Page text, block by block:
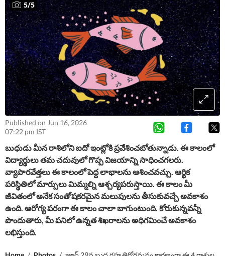
5/5
Published on Jun 16, 2026
07:22 pm IST
బుధుడు మీన రాశిలోని ఐదో ఇంట్లోకి ప్రవేశించబోతున్నాడు. ఈ కాలంలో
విద్యార్థులు తమ చదువులో గొప్ప విజయాన్ని సాధించగలరు.
వ్యాపారవేత్తలు ఈ కాలంలో పెద్ద లాభాలను ఆశించవచ్చు. ఆర్థిక
పరిస్థితిలో మార్పులు మిమ్మల్ని ఆశ్చర్యపరుస్తాయి. ఈ కాలం మీ
జీవితంలో అనేక సంతోషకరమైన మలుపులను తీసుకువచ్చే అవకాశం
ఉంది. ఆరోగ్య పరంగా ఈ కాలం చాలా బాగుంటుంది. కోరుకున్నవన్నీ
పొందుతారు, మీ పనిలో ఉన్నత శిఖరాలను అధిగమించే అవకాశం
లభిస్తుంది.